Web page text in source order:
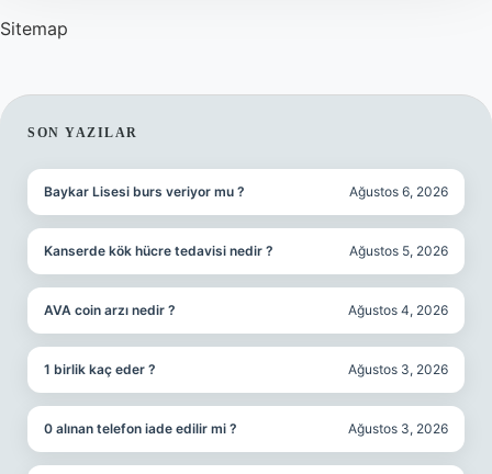
Sitemap
SIDEBAR
SON YAZILAR
Baykar Lisesi burs veriyor mu ? Ağustos 6, 2026
Kanserde kök hücre tedavisi nedir ? Ağustos 5, 2026
AVA coin arzı nedir ? Ağustos 4, 2026
1 birlik kaç eder ? Ağustos 3, 2026
0 alınan telefon iade edilir mi ? Ağustos 3, 2026